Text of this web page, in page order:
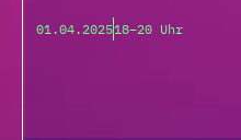
01.04.202518–20 Uhr